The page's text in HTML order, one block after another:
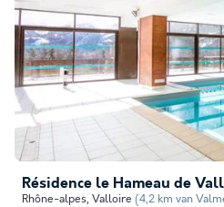
Résidence le Hameau de
Rhône-alpes, Valloire (4,2 km van